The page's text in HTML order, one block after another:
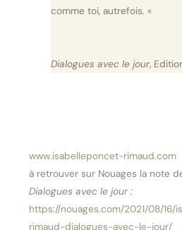
comme toi, autrefois. «
Dialogues avec le jour,
www.isabelleponcet-rimaud.com
à retrouver sur Nouages la note
Dialogues avec le jour :
https://nouages.com/2021/08/
rimaud-dialogues-avec-le-jour/